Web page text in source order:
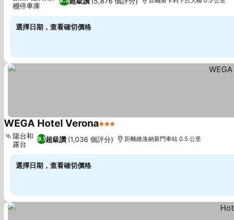
棚停車庫
選擇日期，查看確切價格
WEGA Hotel Verona3 星級
9.1超級讚 (1,036 個評分)
陽台和
露台
距離維洛納新門車站 0.5 公里
選擇日期，查看確切價格